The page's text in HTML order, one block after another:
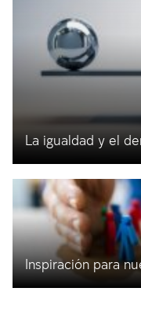
La igualdad y el
Inspiración para